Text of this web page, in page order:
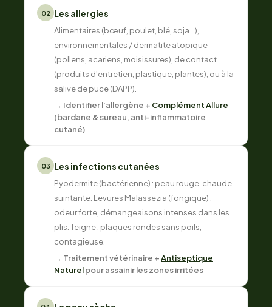
02 Les allergies
Alimentaires (bœuf, poulet, blé, soja...),
environnementales / dermatite atopique
(pollens, acariens, moisissures), de contact
(produits d'entretien, plastique, plantes), ou à la
salive de puce (DAPP).
→ Identifier l'allergène + Complément Allure
(bardane & sureau, anti-inflammatoire
cutané)
03 Les infections cutanées
Pyodermite (bactérienne) : peau rouge, chaude,
suintante. Levures Malassezia (fongique) :
odeur forte, démangeaisons intenses dans les
plis. Teigne : plaques rondes sans poils,
contagieuse.
→ Traitement vétérinaire +Antiseptique
Naturelpour assainir les zones irritées